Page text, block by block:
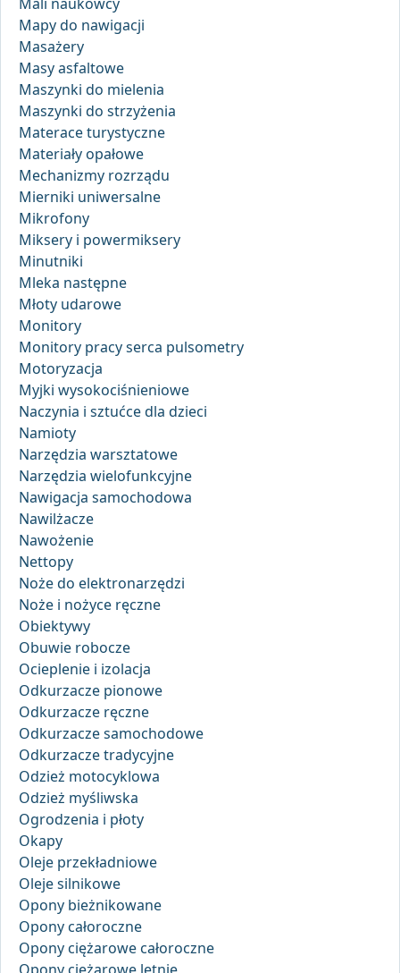
Mapy do nawigacji
Masażery
Masy asfaltowe
Maszynki do mielenia
Maszynki do strzyżenia
Materace turystyczne
Materiały opałowe
Mechanizmy rozrządu
Mierniki uniwersalne
Mikrofony
Miksery i powermiksery
Minutniki
Mleka następne
Młoty udarowe
Monitory
Monitory pracy serca pulsometry
Motoryzacja
Myjki wysokociśnieniowe
Naczynia i sztućce dla dzieci
Namioty
Narzędzia warsztatowe
Narzędzia wielofunkcyjne
Nawigacja samochodowa
Nawilżacze
Nawożenie
Nettopy
Noże do elektronarzędzi
Noże i nożyce ręczne
Obiektywy
Obuwie robocze
Ocieplenie i izolacja
Odkurzacze pionowe
Odkurzacze ręczne
Odkurzacze samochodowe
Odkurzacze tradycyjne
Odzież motocyklowa
Odzież myśliwska
Ogrodzenia i płoty
Okapy
Oleje przekładniowe
Oleje silnikowe
Opony bieżnikowane
Opony całoroczne
Opony ciężarowe całoroczne